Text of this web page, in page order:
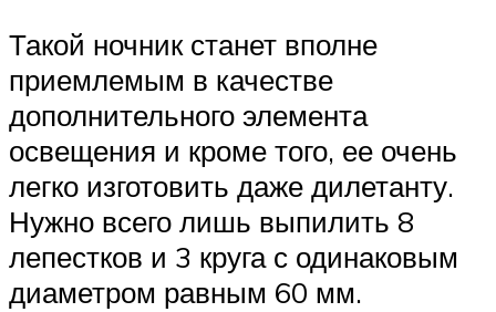
Такой ночник станет вполне
приемлемым в качестве
дополнительного элемента
освещения и кроме того, ее очень
легко изготовить даже дилетанту.
Нужно всего лишь выпилить 8
лепестков и 3 круга с одинаковым
диаметром равным 60 мм.